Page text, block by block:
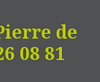
de
08 81